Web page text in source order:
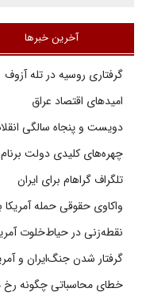
آخرین خبرها
گرفتاری روسیه در تله آزوف
امیدهای اقتصاد عراق
دویست و پنجاه سالگی
چهره‌های کلیدی دولت برنام
تلگراف گراهام برای ایران
واکاوی حقوقی حمله آمریکا
نقطه‌زنی در حیاط‌خلوت
گرفتار شدن جنگ‌ایران و
خطای محاسباتی چگونه